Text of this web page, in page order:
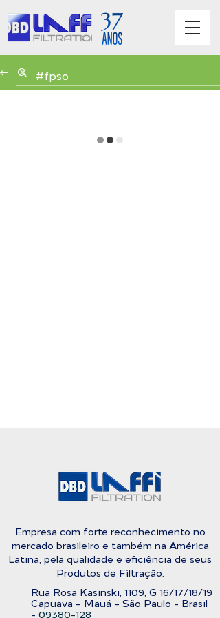
Empresa com forte reconhecimento no
mercado brasileiro e também na América
Latina, pela qualidade e eficiência de seus
Produtos de Filtração.
Rua Rosa Kasinski, 1109, G 16/17/18/19
Capuava – Mauá – São Paulo - Brasil
- 09380-128